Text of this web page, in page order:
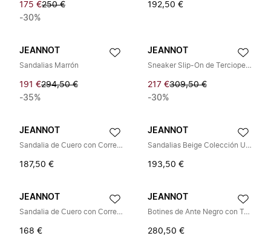
175 €250 €
-30%
192,50 €
JEANNOT
Sandalias Marrón
191 €294,50 €
-35%
JEANNOT
Sneaker Slip-On de Terciopelo con Aplicaciones
217 €309,50 €
-30%
JEANNOT
Sandalia de Cuero con Correa Ajustable
187,50 €
JEANNOT
Sandalias Beige Colección Urbana
193,50 €
JEANNOT
Sandalia de Cuero con Correa Ajustable
168 €
JEANNOT
Botines de Ante Negro con Tacón de Burbuja
280,50 €